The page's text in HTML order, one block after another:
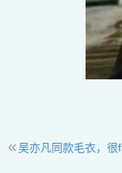
«吴亦凡同款毛衣，